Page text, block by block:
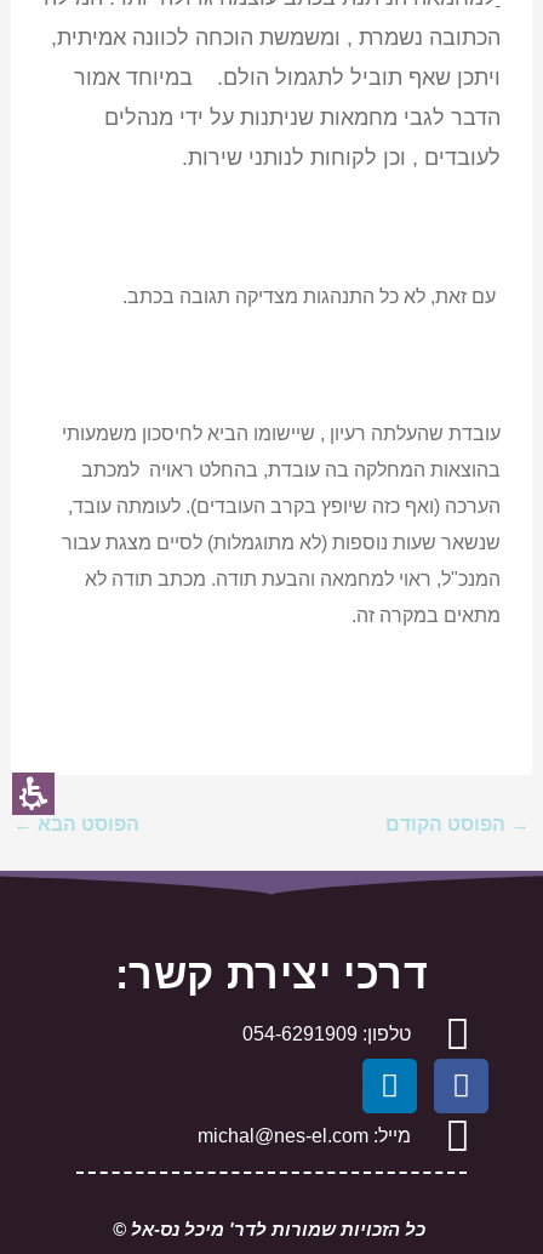
הכתובה נשמרת , ומשמשת הוכחה לכוונה אמיתית,
ויתכן שאף תוביל לתגמול הולם. במיוחד אמור
הדבר לגבי מחמאות שניתנות על ידי מנהלים
לעובדים , וכן לקוחות לנותני שירות.
עם זאת, לא כל התנהגות מצדיקה תגובה בכתב.
עובדת שהעלתה רעיון , שיישומו הביא לחיסכון משמעותי
בהוצאות המחלקה בה עובדת, בהחלט ראויה למכתב
הערכה (ואף כזה שיופץ בקרב העובדים). לעומתה עובד,
שנשאר שעות נוספות (לא מתוגמלות) לסיים מצגת עבור
המנכ"ל, ראוי למחמאה והבעת תודה. מכתב תודה לא
מתאים במקרה זה.
→ הפוסט הקודם הפוסט הבא ←
דרכי יצירת קשר:
טלפון: 054-6291909
F
a
c
e
L
i
n
k
d
מייל: michal@nes-el.com
כל הזכויות שמורות לדר' מיכל נס-אל ©